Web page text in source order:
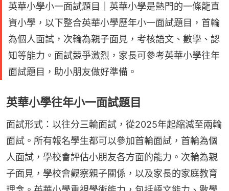
英華小學小一面試題目｜英華小學是熱門的一條龍直
資小學，以下整合英華小學歷年小一面試題目，首輪
為個人面試，次輪為親子面見，考核語文、數學、認
知等能力。面試競爭激烈，家長可參考英華小學往年
面試題目，助小朋友做好準備。
英華小學往年小一面試題目
面試形式：以往分三輪面試，從2025年起縮減至兩輪
面試。所有報名學生都可以參加首輪面試，首輪為個
人面試，學校會評估小朋友各方面的能力。次輪為親
子面見，學校會觀察親子關係，以及家長的家庭教育